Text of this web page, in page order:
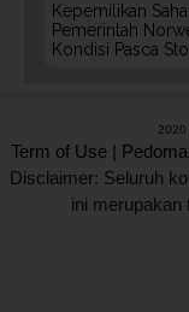
Kepemilikan
Pemerintah
Kondisi Pasca
2020
Term of Use |
Disclaimer: Seluruh
ini merupakan